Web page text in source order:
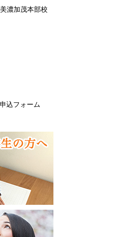
濃加茂本部校
込フォーム